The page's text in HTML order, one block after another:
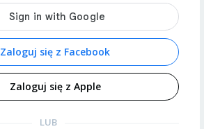
Zaloguj się z Facebook
Zaloguj się z Apple
LUB